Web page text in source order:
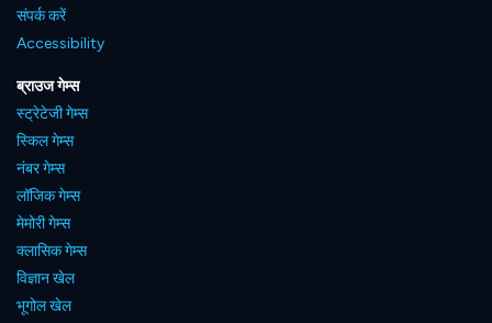
संपर्क करें
Accessibility
ब्राउज गेम्स
स्ट्रेटेजी गेम्स
स्किल गेम्स
नंबर गेम्स
लॉजिक गेम्स
मेमोरी गेम्स
क्लासिक गेम्स
विज्ञान खेल
भूगोल खेल